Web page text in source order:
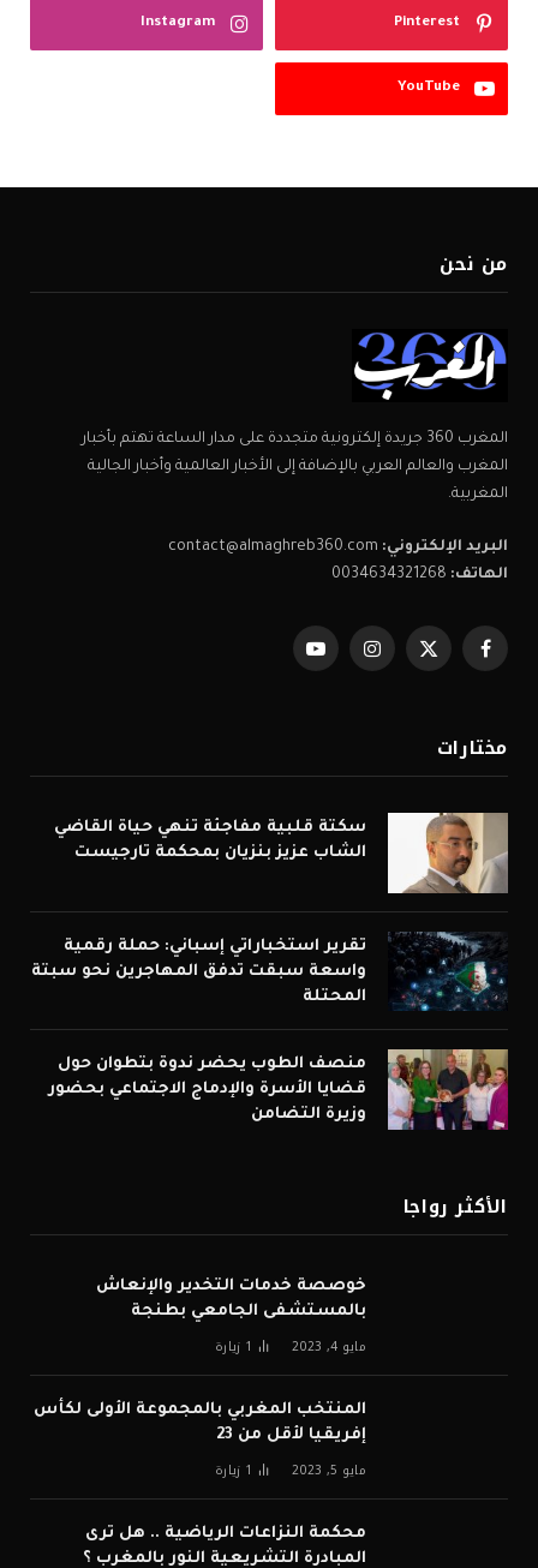
Pinterest
Instagram
YouTube
من نحن
المغرب 360 جريدة إلكترونية متجددة على مدار الساعة تهتم بأخبار
المغرب والعالم العربي بالإضافة إلى الأخبار العالمية وأخبار الجالية
المغربية.
البريد الإلكتروني:
الهاتف:
فيسبوكX
الانستغراميوتيوب
مختارات
سكتة قلبية مفاجئة تنهي حياة القاضي
الشاب عزيز بنزيان بمحكمة تارجيست
تقرير استخباراتي إسباني: حملة رقمية
واسعة سبقت تدفق المهاجرين نحو سبتة
المحتلة
منصف الطوب يحضر ندوة بتطوان حول
قضايا الأسرة والإدماج الاجتماعي بحضور
وزيرة التضامن
الأكثر رواجا
خوصصة خدمات التخدير والإنعاش
بالمستشفى الجامعي بطنجة
مايو 4, 2023 1 زيارة
المنتخب المغربي بالمجموعة الأولى لكأس
إفريقيا لأقل من 23
مايو 5, 2023 1 زيارة
محكمة النزاعات الرياضية .. هل ترى
المبادرة التشريعية النور بالمغرب ؟